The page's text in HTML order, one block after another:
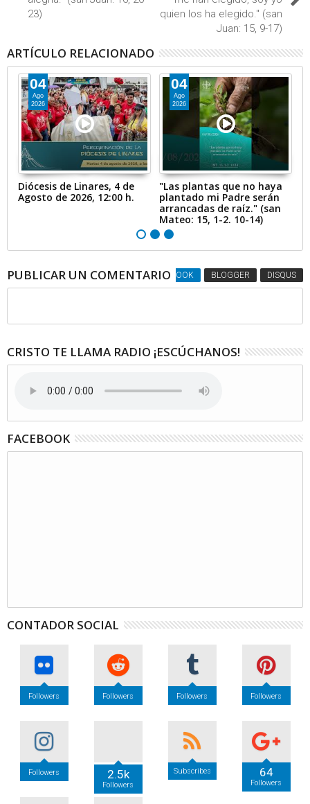
23)
quien los ha elegido." (san
Juan: 15, 9-17)
ARTÍCULO RELACIONADO
04
Ago
2026
Diócesis de Linares, 4 de
Agosto de 2026, 12:00 h.
04
Ago
2026
"Las plantas que no haya
plantado mi Padre serán
arrancadas de raíz." (san
Mateo: 15, 1-2. 10-14)
PUBLICAR UN COMENTARIOFACEBOOK BLOGGER DISQUS
CRISTO TE LLAMA RADIO ¡ESCÚCHANOS!
FACEBOOK
CONTADOR SOCIAL
Followers Followers Followers Followers
Followers 2.5k
Followers
Subscribes 64
Followers